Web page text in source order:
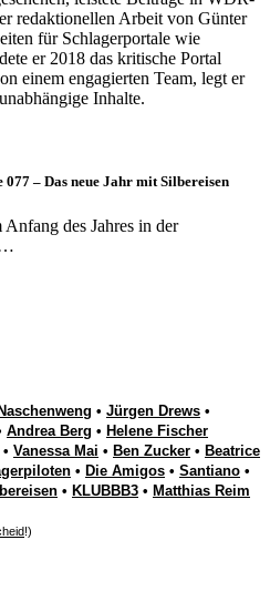
redaktionellen Arbeit von Günter
für Schlagerportale wie
er 2018 das kritische Portal
einem engagierten Team, legt er
Inhalte.
– Das neue Jahr mit Silbereisen
des Jahres in der
• Jürgen Drews •
Andrea Berg • Helene Fischer
• Vanessa Mai • Ben Zucker • Beatrice
• Die Amigos • Santiano •
• KLUBBB3 • Matthias Reim
!)